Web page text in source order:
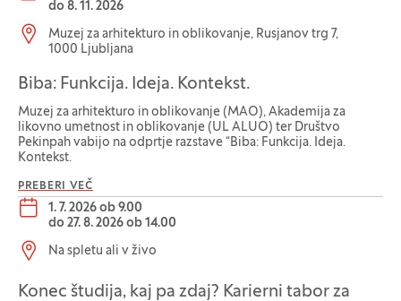
do 8. 11. 2026
Lokacija dogodka:
Muzej za arhitekturo in oblikovanje, Rusjanov trg 7,
1000 Ljubljana
Biba: Funkcija. Ideja. Kontekst.
Muzej za arhitekturo in oblikovanje (MAO), Akademija za
likovno umetnost in oblikovanje (UL ALUO) ter Društvo
Pekinpah vabijo na odprtje razstave “Biba: Funkcija. Ideja.
Kontekst.
PREBERI VEČ
Datum dogodka:
1. 7. 2026 ob 9.00
do 27. 8. 2026 ob 14.00
Lokacija dogodka:
Na spletu ali v živo
Konec študija, kaj pa zdaj? Karierni tabor za